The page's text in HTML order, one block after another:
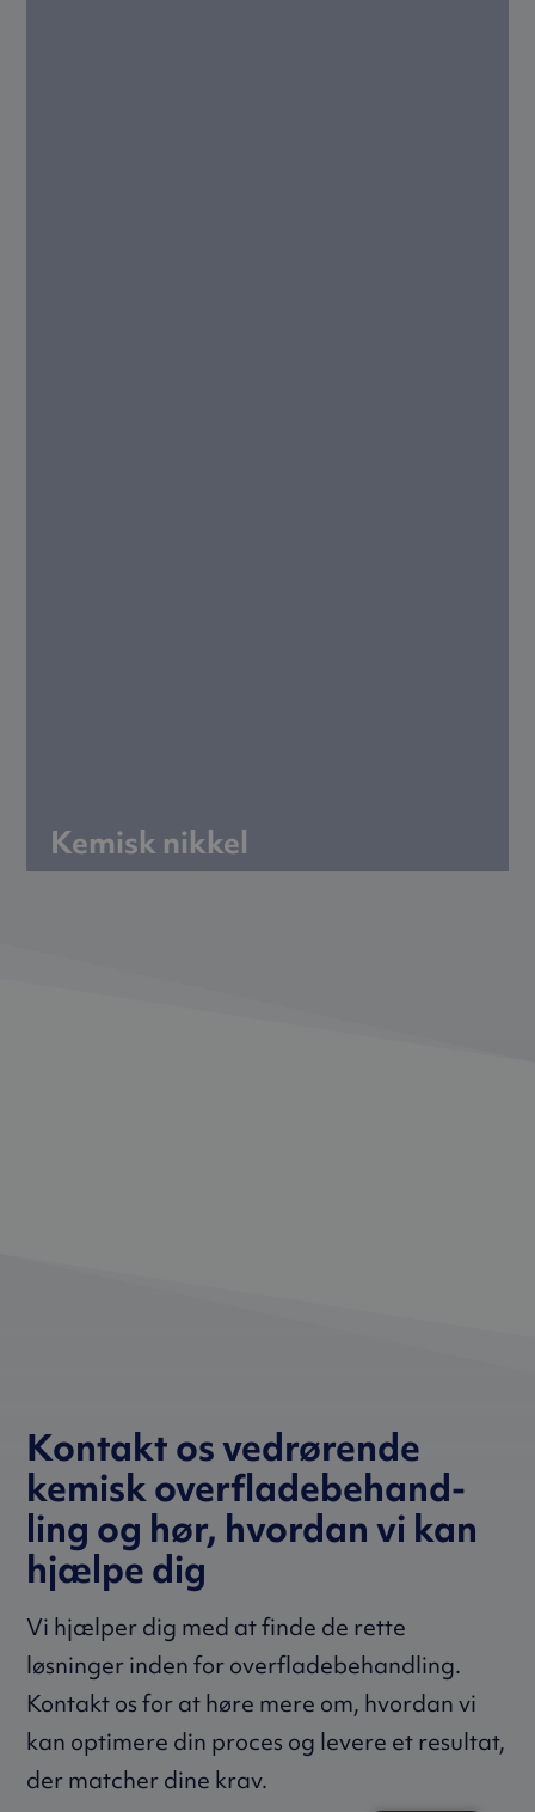
Kemisk nikkel
Kontakt os vedrørende
kemisk over­­­flade­­­­be­hand­­­
ling og hør, hvordan vi kan
hjælpe dig
Vi hjælper dig med at finde de rette
løsninger inden for overflade­behandling.
Kontakt os for at høre mere om, hvordan vi
kan optimere din proces og levere et resultat,
der matcher dine krav.